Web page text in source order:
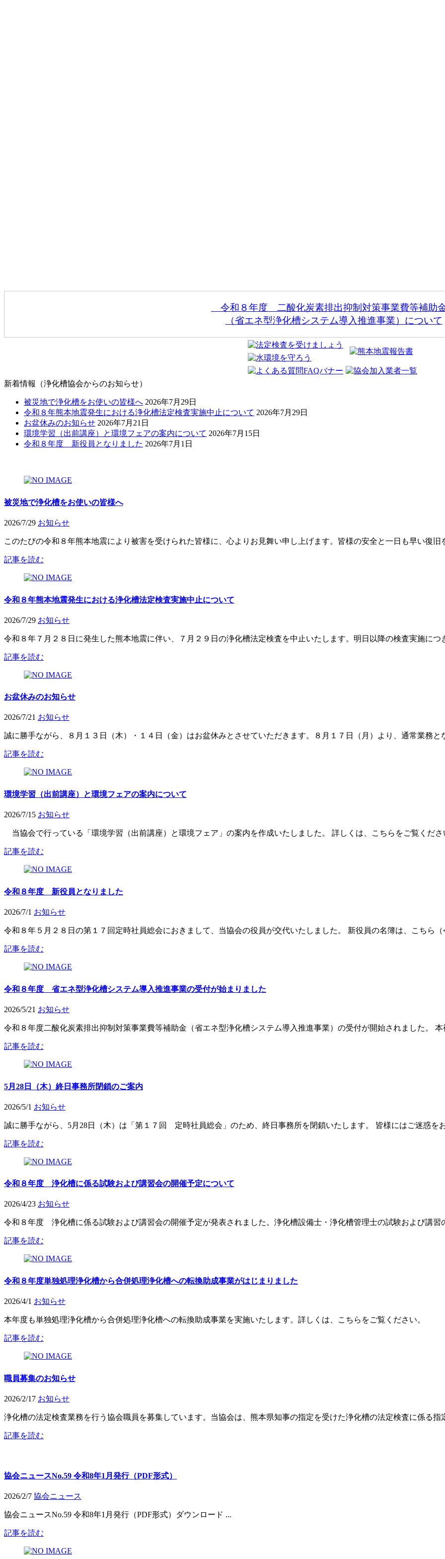
令和８年度 二酸化炭素排出抑制対策事業費等補助
（省エネ型浄化槽システム導入推進事業）について
新着情報（浄化槽協会からのお知らせ）
被災地で浄化槽をお使いの皆様へ 2026年7月29日
令和８年熊本地震発生における浄化槽法定検査実施中止について 2026年7月29日
お盆休みのお知らせ 2026年7月21日
環境学習（出前講座）と環境フェアの案内について 2026年7月15日
令和８年度 新役員となりました 2026年7月1日
被災地で浄化槽をお使いの皆様へ
2026/7/29 お知らせ
このたびの令和８年熊本地震により被害を受けられた皆様に、心よりお見舞い申し上げます。皆様の安全と一日も早い復旧
記事を読む
令和８年熊本地震発生における浄化槽法定検査実施中止について
2026/7/29 お知らせ
令和８年７月２８日に発生した熊本地震に伴い、７月２９日の浄化槽法定検査を中止いたします。明日以降の検査実施につ
記事を読む
お盆休みのお知らせ
2026/7/21 お知らせ
誠に勝手ながら、８月１３日（木）・１４日（金）はお盆休みとさせていただきます。８月１７日（月）より、通常業務と
記事を読む
環境学習（出前講座）と環境フェアの案内について
2026/7/15 お知らせ
当協会で行っている「環境学習（出前講座）と環境フェア」の案内を作成いたしました。 詳しくは、こちらをご覧くださ
記事を読む
令和８年度 新役員となりました
2026/7/1 お知らせ
令和８年５月２８日の第１７回定時社員総会におきまして、当協会の役員が交代いたしました。 新役員の名簿は、こちら
記事を読む
令和８年度 省エネ型浄化槽システム導入推進事業の受付が始まりました
2026/5/21 お知らせ
令和８年度二酸化炭素排出抑制対策事業費等補助金（省エネ型浄化槽システム導入推進事業）の受付が開始されました。
記事を読む
5月28日（木）終日事務所閉鎖のご案内
2026/5/1 お知らせ
誠に勝手ながら、5月28日（木）は「第１７回 定時社員総会」のため、終日事務所を閉鎖いたします。 皆様にはご迷惑を
記事を読む
令和８年度 浄化槽に係る試験および講習会の開催予定について
2026/4/23 お知らせ
令和８年度 浄化槽に係る試験および講習会の開催予定が発表されました。浄化槽設備士・浄化槽管理士の試験および講習
記事を読む
令和８年度単独処理浄化槽から合併処理浄化槽への転換助成事業がはじまりました
2026/4/1 お知らせ
本年度も単独処理浄化槽から合併処理浄化槽への転換助成事業を実施いたします。詳しくは、こちらをご覧ください。
記事を読む
職員募集のお知らせ
2026/2/17 お知らせ
浄化槽の法定検査業務を行う協会職員を募集しています。当協会は、熊本県知事の指定を受けた浄化槽の法定検査に係る指
記事を読む
協会ニュースNo.59 令和8年1月発行（PDF形式）
2026/2/7 協会ニュース
協会ニュースNo.59 令和8年1月発行（PDF形式）ダウンロード ...
記事を読む